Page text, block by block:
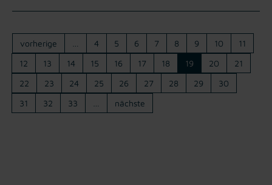
vorherige 4 5 6 7 8 9 10
11
12
13 14 15 16 17 18 19 20
21
22
23 24 25 26 27 28 29
30
31
32 33 nächste